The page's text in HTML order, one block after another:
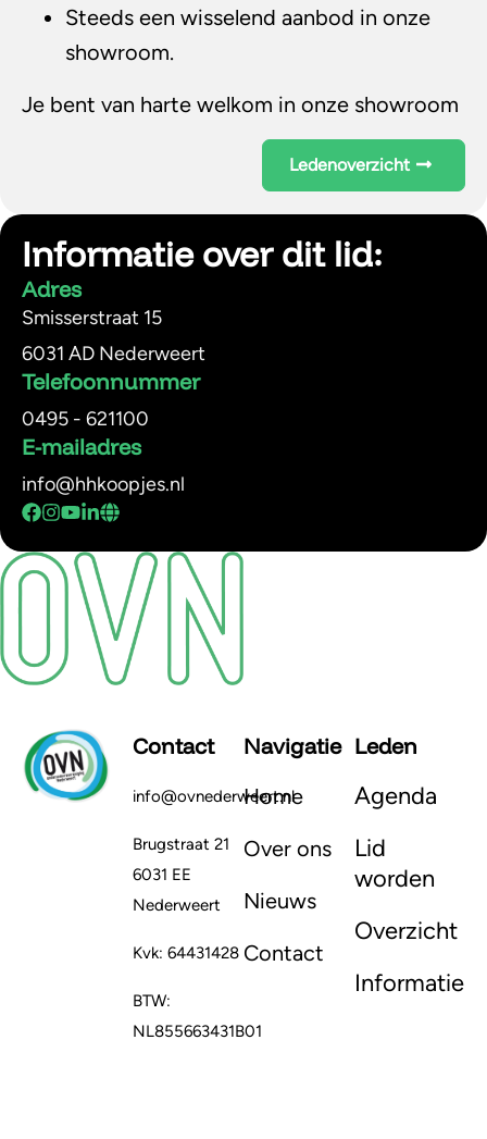
Steeds een wisselend aanbod in onze
showroom.
Je bent van harte welkom in onze showroom
Ledenoverzicht
Informatie over dit lid:
Adres
Smisserstraat 15
6031 AD Nederweert
Telefoonnummer
0495 - 621100
E-mailadres
info@hhkoopjes.nl
Contact
info@ovnederweert.nl
Brugstraat 21
6031 EE
Nederweert
Kvk: 64431428
BTW:
NL855663431B01
Navigatie
Home
Over ons
Nieuws
Contact
Leden
Agenda
Lid
worden
Overzicht
Informatie